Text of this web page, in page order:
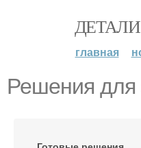
главная
Решения для